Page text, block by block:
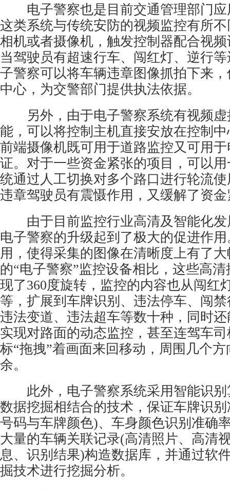
电子警察也是目前交通管理部门应
这类系统与传统安防的视频监控有所
相机或者摄像机，触发控制器配合视
当驾驶员有超速行车、闯红灯、逆行
子警察可以将车辆违章图像抓拍下来
中心，为交警部门提供执法依据。
另外，由于电子警察系统有视频虚
能，可以将控制主机直接安放在控制
前端摄像机既可用于道路监控又可用
证。对于一些资金紧张的项目，可以
统通过人工切换对多个路口进行轮流
违章驾驶员有震慑作用，又缓解了资
由于目前监控行业高清及智能化发
电子警察的升级起到了极大的促进作
用，使得采集的图像在清晰度上有了
的“电子警察”监控设备相比，这些高
现了360度旋转，监控的内容也从闯红
等，扩展到车牌识别、违法停车、闯
违法变道、违法超车等数十种，同时
实现对路面的动态监控，甚至连驾车
标“拖拽”着画面来回移动，周围几个
余。
此外，电子警察系统采用智能识别
数据挖掘相结合的技术，保证车牌识
号码与车牌颜色)、车身颜色识别准确
大量的车辆关联记录(高清照片、高清
息、识别结果)构造数据库，并通过软
掘技术进行挖掘分析。